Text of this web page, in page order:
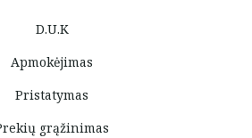
D.U.K
Apmokėjimas
Pristatymas
grąžinimas